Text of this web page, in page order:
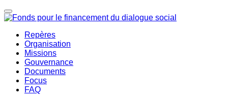
Repères
Organisation
Missions
Gouvernance
Documents
Focus
FAQ